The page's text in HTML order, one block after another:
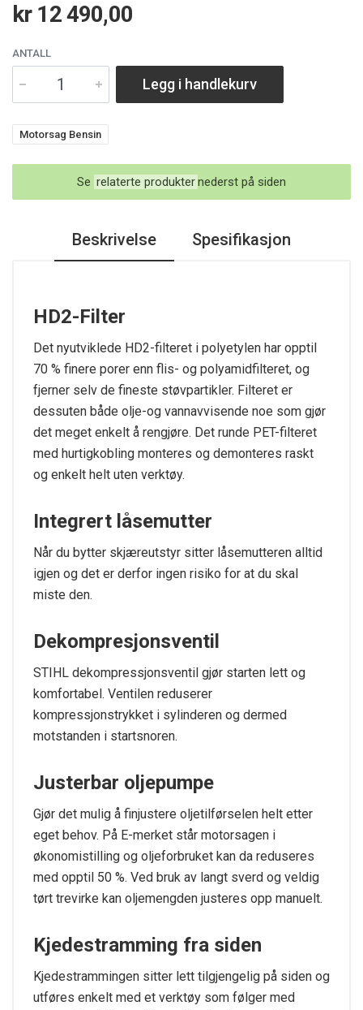
kr 12 490,00
ANTALL
Legg i handlekurv
Motorsag Bensin
Se relaterte produkternederst på siden
Beskrivelse Spesifikasjon
HD2-Filter
Det nyutviklede HD2-filteret i polyetylen har opptil
70 % finere porer enn flis- og polyamidfilteret, og
fjerner selv de fineste støvpartikler. Filteret er
dessuten både olje-og vannavvisende noe som gjør
det meget enkelt å rengjøre. Det runde PET-filteret
med hurtigkobling monteres og demonteres raskt
og enkelt helt uten verktøy.
Integrert låsemutter
Når du bytter skjæreutstyr sitter låsemutteren alltid
igjen og det er derfor ingen risiko for at du skal
miste den.
Dekompresjonsventil
STIHL dekompressjonsventil gjør starten lett og
komfortabel. Ventilen reduserer
kompressjonstrykket i sylinderen og dermed
motstanden i startsnoren.
Justerbar oljepumpe
Gjør det mulig å finjustere oljetilførselen helt etter
eget behov. På E-merket står motorsagen i
økonomistilling og oljeforbruket kan da reduseres
med opptil 50 %. Ved bruk av langt sverd og veldig
tørt trevirke kan oljemengden justeres opp manuelt.
Kjedestramming fra siden
Kjedestrammingen sitter lett tilgjengelig på siden og
utføres enkelt med et verktøy som følger med